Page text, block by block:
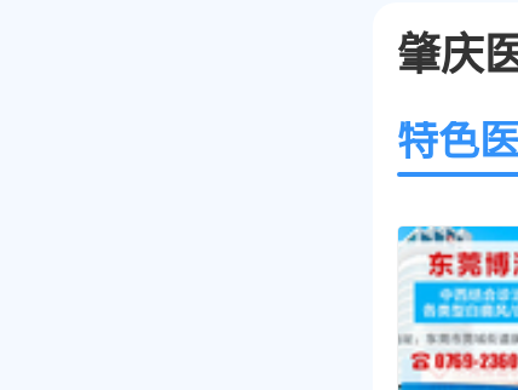
肇庆
特色